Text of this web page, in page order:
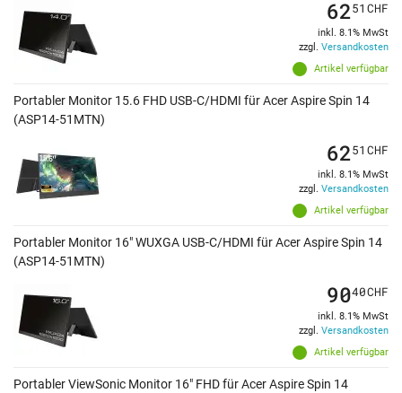
Artikel verfügbar
6251 CHF
inkl. 8.1% MwSt
zzgl. Versandkosten
Portabler Monitor 15.6 FHD USB-C/HDMI für Acer Aspire Spin 14
(ASP14-51MTN)
Artikel verfügbar
6251 CHF
inkl. 8.1% MwSt
zzgl. Versandkosten
Portabler Monitor 16" WUXGA USB-C/HDMI für Acer Aspire Spin 14
(ASP14-51MTN)
Artikel verfügbar
9040CHF
inkl. 8.1% MwSt
zzgl. Versandkosten
Portabler ViewSonic Monitor 16" FHD für Acer Aspire Spin 14